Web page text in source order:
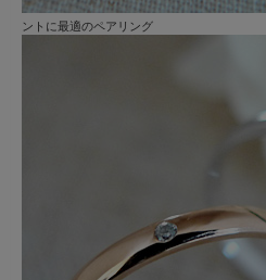
ントに最適のペアリング